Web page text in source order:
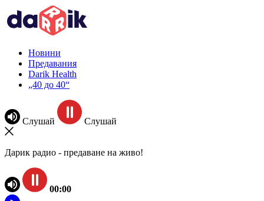
Новини
Предавания
Darik Health
„40 до 40“
Слушай Слушай
Дарик радио - предаване на живо!
00:00